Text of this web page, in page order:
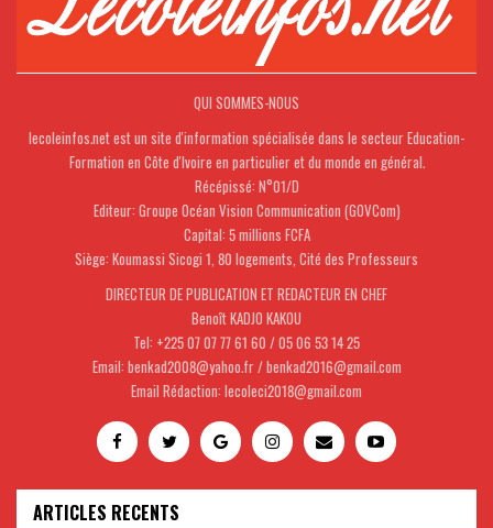
QUI SOMMES-NOUS
lecoleinfos.net est un site d'information spécialisée dans le secteur Education-
Formation en Côte d'Ivoire en particulier et du monde en général.
Récépissé: N°01/D
Editeur: Groupe Océan Vision Communication (GOVCom)
Capital: 5 millions FCFA
Siège: Koumassi Sicogi 1, 80 logements, Cité des Professeurs
DIRECTEUR DE PUBLICATION ET REDACTEUR EN CHEF
Benoît KADJO KAKOU
Tel: +225 07 07 77 61 60 / 05 06 53 14 25
Email: benkad2008@yahoo.fr / benkad2016@gmail.com
Email Rédaction: lecoleci2018@gmail.com
ARTICLES RECENTS